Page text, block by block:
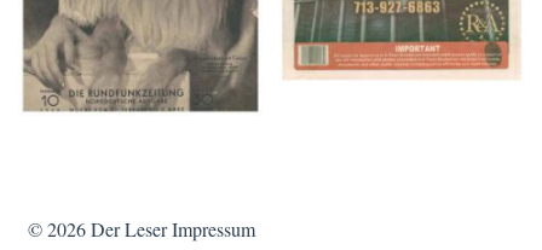
© 2026Der Leser Impressum